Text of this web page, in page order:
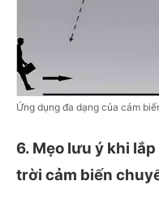
Ứng dụng đa dạng của cảm
6. Mẹo lưu ý khi
trời cảm biến